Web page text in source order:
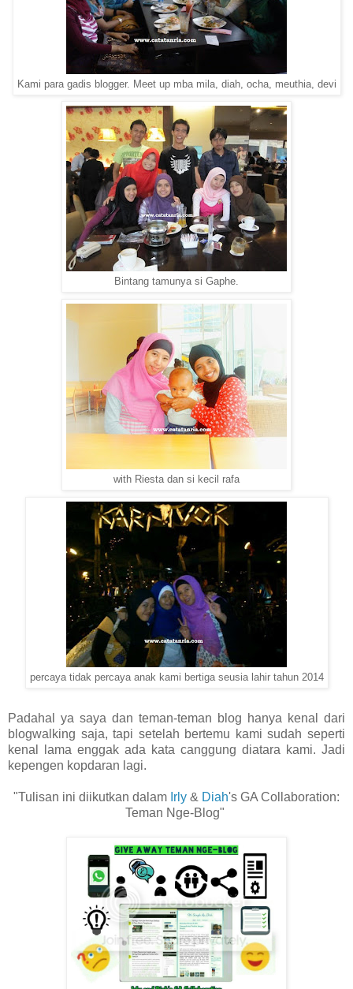
Kami para gadis blogger. Meet up mba mila, diah, ocha, meuthia, devi
Bintang tamunya si Gaphe.
with Riesta dan si kecil rafa
percaya tidak percaya anak kami bertiga seusia lahir tahun 2014
Padahal ya saya dan teman-teman blog hanya kenal dari
blogwalking saja, tapi setelah bertemu kami sudah seperti
kenal lama enggak ada kata canggung diatara kami. Jadi
kepengen kopdaran lagi.
"Tulisan ini diikutkan dalam Irly & Diah's GA Collaboration:
Teman Nge-Blog"